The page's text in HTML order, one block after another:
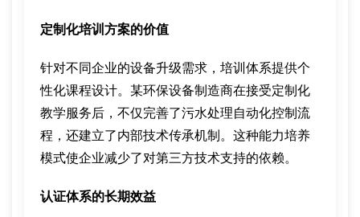
定制化培训方案的价值
针对不同企业的设备升级需求，培训体系提供个
性化课程设计。某环保设备制造商在接受定制化
教学服务后，不仅完善了污水处理自动化控制流
程，还建立了内部技术传承机制。这种能力培养
模式使企业减少了对第三方技术支持的依赖。
认证体系的长期效益